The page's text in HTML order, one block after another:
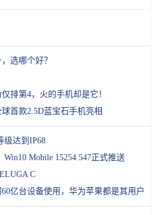
选哪个好？
排第4，火的手机却是它！
首款2.5D蓝宝石手机亮相
级达到IP68
Mobile 15254.547正式推送
C
亿台设备使用，华为苹果都是其用户